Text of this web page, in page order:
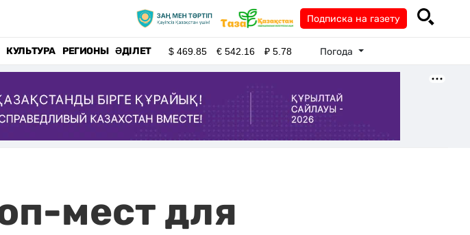
Подписка на газету
КУЛЬТУРА РЕГИОНЫ ӘДІЛЕТ $469.85 €542.16 ₽5.78 Погода
мест для